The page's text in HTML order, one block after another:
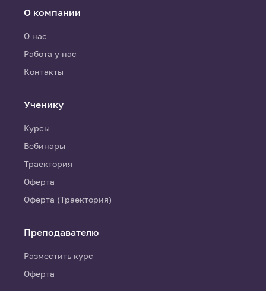
О компании
О нас
Работа у нас
Контакты
Ученику
Курсы
Вебинары
Траектория
Оферта
Оферта (Траектория)
Преподавателю
Разместить курс
Оферта